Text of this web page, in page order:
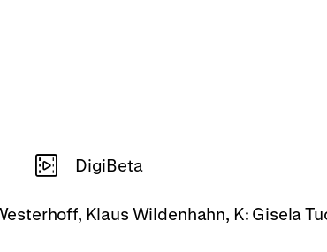
DigiBeta
Klaus Wildenhahn, K: Gisela